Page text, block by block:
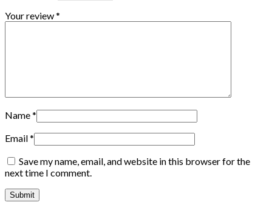
Your review*
Name*
Email*
Save my name, email, and website in this browser for the
next time I comment.